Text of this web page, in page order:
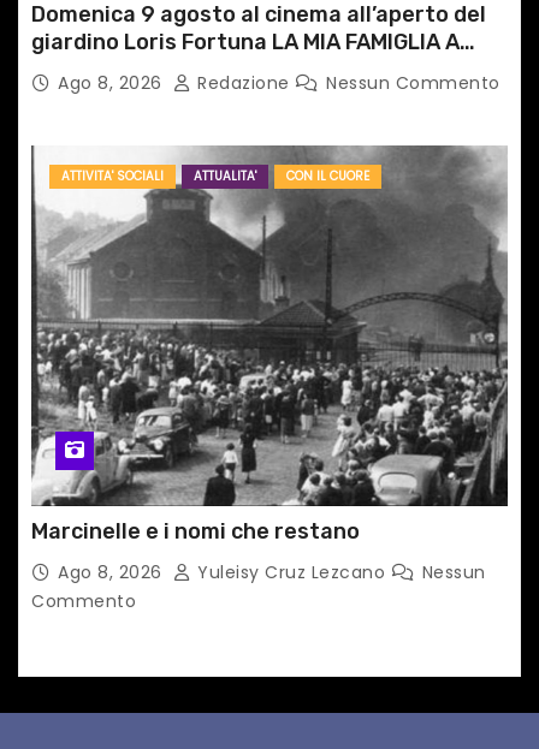
Domenica 9 agosto al cinema all’aperto del
giardino Loris Fortuna LA MIA FAMIGLIA A
TAIPEIAgo 8, 2026 Redazione Nessun Commento
ATTIVITA' SOCIALI ATTUALITA' CON IL CUORE
Marcinelle e i nomi che restano
Ago 8, 2026 Yuleisy Cruz Lezcano
Nessun
Commento